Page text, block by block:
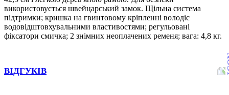
використовується швейцарський замок. Щільна система
підтримки; кришка на гвинтовому кріпленні володіє
водовідштовхувальними властивостями; регульовані
фіксатори смичка; 2 знімних неоплачених ременя; вага: 4,8 кг.
ВІДГУКІВ